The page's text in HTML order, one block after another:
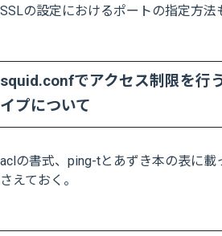
SSLの設定におけるポートの指定方法
squid.confでアクセス制限を行
イプについて
aclの書式、ping-tとあずき本の表に載
さえておく。